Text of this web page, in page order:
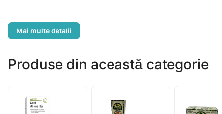
Mod de preparare
Infuzie. O lingură de produs vegetal la 200 ml apă
clocotită, se acoperă şi se lasă la infuzat 10-15 min.
Produse din această categorie